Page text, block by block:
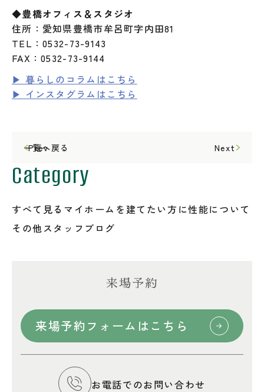
◆豊橋オフィス＆スタジオ
住所：愛知県豊橋市牟呂町字内田81
TEL：0532-73-9143
FAX：0532-73-9144
▶ 暮らしのコラムはこちら
▶ インスタグラムはこちら
一覧へ戻る
Prev Next
Category
すべて見る マイホームを建てたい方に性能について
その他スタッフブログ
来場予約
来場予約フォームはこちら
お電話でのお問い合わせ